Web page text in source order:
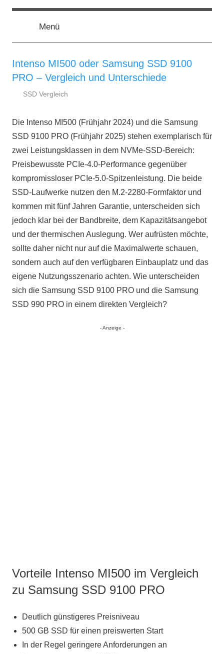
Zumssd-
ratgeber.de
SSD
Kaufberatung:
Menü
Intenso MI500 oder Samsung SSD 9100
PRO – Vergleich und Unterschiede
Februar
ratgeber.de
SSD Vergleich
Die Intenso MI500 (Frühjahr 2024) und die Samsung
SSD 9100 PRO (Frühjahr 2025) stehen exemplarisch für
zwei Leistungsklassen in dem NVMe-SSD-Bereich:
Preisbewusste PCIe-4.0-Performance gegenüber
kompromissloser PCIe-5.0-Spitzenleistung. Die beide
SSD-Laufwerke nutzen den M.2-2280-Formfaktor und
kommen mit fünf Jahren Garantie, unterscheiden sich
jedoch klar bei der Bandbreite, dem Kapazitätsangebot
und der thermischen Auslegung. Wer aufrüsten möchte,
sollte daher nicht nur auf die Maximalwerte schauen,
sondern auch auf den verfügbaren Einbauplatz und das
eigene Nutzungsszenario achten. Wie unterscheiden
sich die Samsung SSD 9100 PRO und die Samsung
SSD 990 PRO in einem direkten Vergleich?
- Anzeige -
Vorteile Intenso MI500 im Vergleich
zu Samsung SSD 9100 PRO
Deutlich günstigeres Preisniveau
500 GB SSD für einen preiswerten Start
In der Regel geringere Anforderungen an